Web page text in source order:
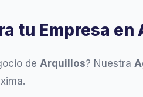
tu Empresa en
de Arquillos? Nuestra